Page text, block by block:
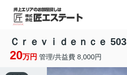
Ｃｒｅｖｉｄｅｎｃｅ 503
20万円 管理/共益費 8,000円